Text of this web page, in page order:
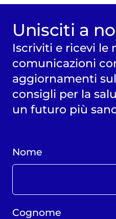
Unisciti a
Iscriviti e ricevi le
comunicazioni
aggiornamenti
consigli per la
un futuro più
Nome
Cognome